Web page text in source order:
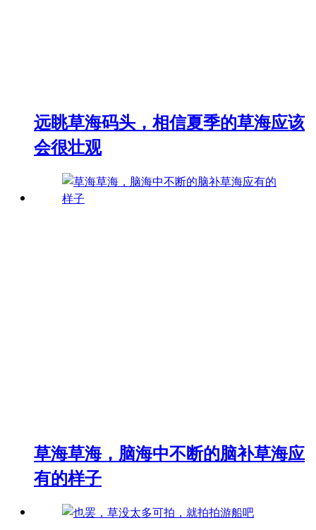
远眺草海码头，相信夏季的草海应该
会很壮观
草海草海，脑海中不断的脑补草海应
有的样子